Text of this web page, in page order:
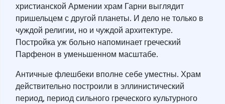
христианской Армении храм Гарни выглядит
пришельцем с другой планеты. И дело не только в
чуждой религии, но и чуждой архитектуре.
Постройка уж больно напоминает греческий
Парфенон в уменьшенном масштабе.
Античные флешбеки вполне себе уместны. Храм
действительно построили в эллинистический
период, период сильного греческого культурного